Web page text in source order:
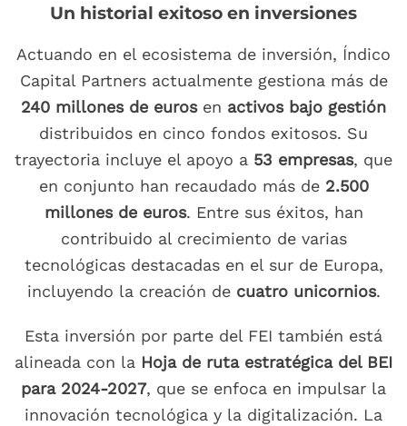
Un historial exitoso en inversiones
Actuando en el ecosistema de inversión, Índico
Capital Partners actualmente gestiona más de
240 millones de eurosen activos bajo gestión
distribuidos en cinco fondos exitosos. Su
trayectoria incluye el apoyo a 53 empresas, que
en conjunto han recaudado más de 2.500
millones de euros. Entre sus éxitos, han
contribuido al crecimiento de varias
tecnológicas destacadas en el sur de Europa,
incluyendo la creación de cuatro unicornios.
Esta inversión por parte del FEI también está
alineada con la Hoja de ruta estratégica del BEI
para 2024-2027, que se enfoca en impulsar la
innovación tecnológica y la digitalización. La